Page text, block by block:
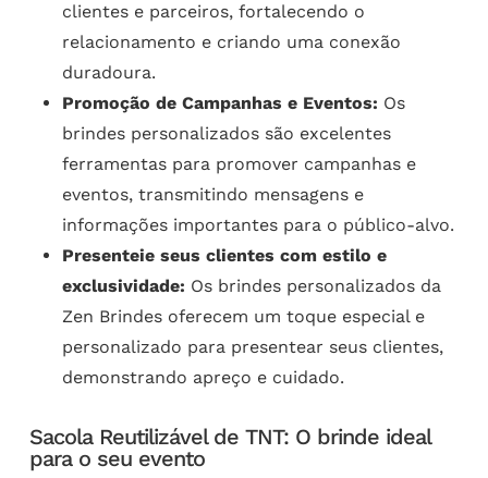
clientes e parceiros, fortalecendo o
relacionamento e criando uma conexão
duradoura.
Promoção de Campanhas e Eventos: Os
brindes personalizados são excelentes
ferramentas para promover campanhas e
eventos, transmitindo mensagens e
informações importantes para o público-alvo.
Presenteie seus clientes com estilo e
exclusividade: Os brindes personalizados da
Zen Brindes oferecem um toque especial e
personalizado para presentear seus clientes,
demonstrando apreço e cuidado.
Sacola Reutilizável de TNT: O brinde ideal
para o seu evento